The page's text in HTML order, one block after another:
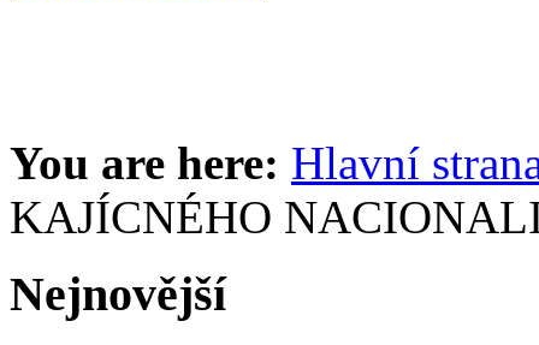
You are here: Hlavní
KAJÍCNÉHO
Nejnovější